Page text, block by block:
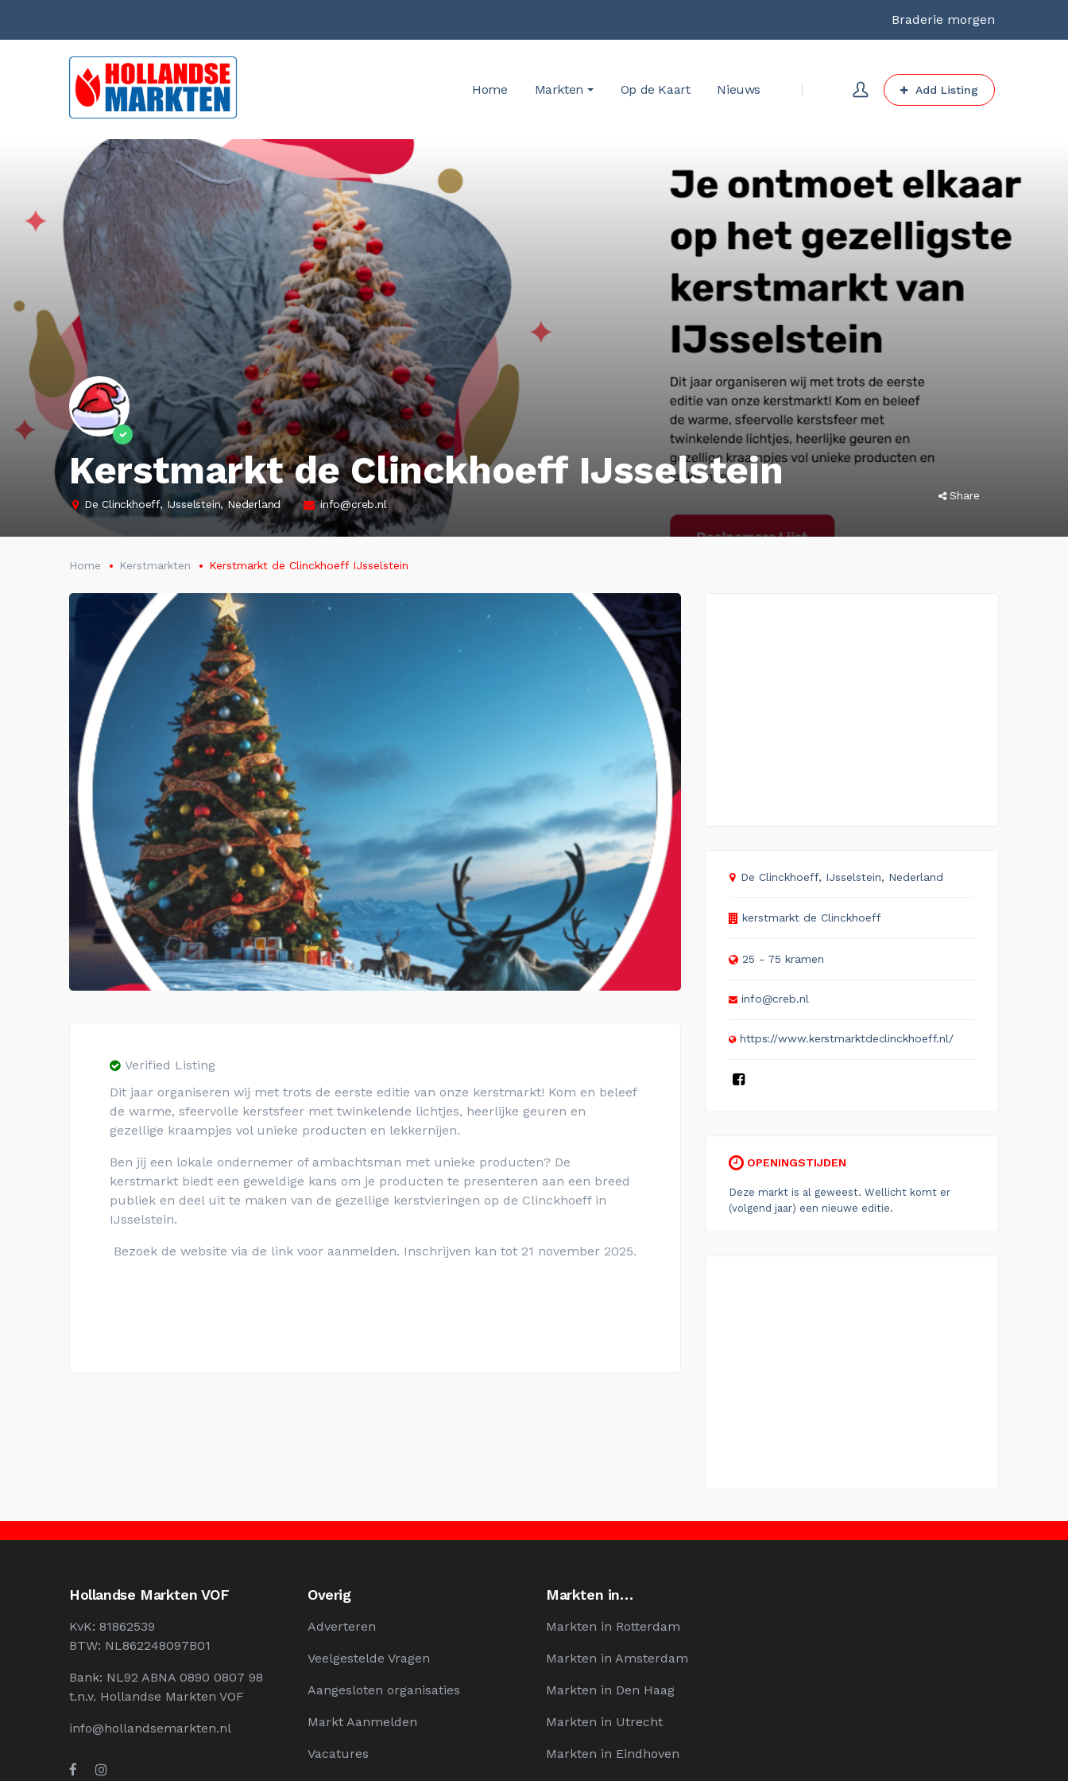
Braderie morgen
Home Markten Op de Kaart Nieuws Add Listing
Kerstmarkt de Clinckhoeff IJsselstein
De Clinckhoeff, IJsselstein, Nederland info@creb.nl
Share
Home Kerstmarkten Kerstmarkt de Clinckhoeff IJsselstein
Verified Listing
Dit jaar organiseren wij met trots de eerste editie van onze kerstmarkt! Kom en beleef
de warme, sfeervolle kerstsfeer met twinkelende lichtjes, heerlijke geuren en
gezellige kraampjes vol unieke producten en lekkernijen.
Ben jij een lokale ondernemer of ambachtsman met unieke producten? De
kerstmarkt biedt een geweldige kans om je producten te presenteren aan een breed
publiek en deel uit te maken van de gezellige kerstvieringen op de Clinckhoeff in
IJsselstein.
Bezoek de website via de link voor aanmelden. Inschrijven kan tot 21 november 2025.
De Clinckhoeff, IJsselstein, Nederland
kerstmarkt de Clinckhoeff
25 - 75 kramen
info@creb.nl
https://www.kerstmarktdeclinckhoeff.nl/
OPENINGSTIJDEN
Deze markt is al geweest. Wellicht komt er
(volgend jaar) een nieuwe editie.
Hollandse Markten VOF
KvK: 81862539
BTW: NL862248097B01
Bank: NL92 ABNA 0890 0807 98
t.n.v. Hollandse Markten VOF
info@hollandsemarkten.nl
Overig
Adverteren
Veelgestelde Vragen
Aangesloten organisaties
Markt Aanmelden
Vacatures
Markten in…
Markten in Rotterdam
Markten in Amsterdam
Markten in Den Haag
Markten in Utrecht
Markten in Eindhoven